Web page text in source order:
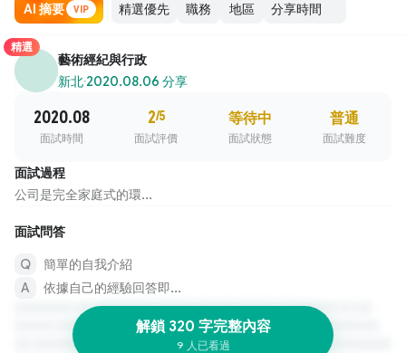
AI 摘要 VIP 職務 地區
精選
藝術經紀與行政
新北·2020.08.06 分享
2020.08
面試時間
2/5
面試評價
等待中
面試狀態
普通
面試難度
面試過程
公司是完全家庭式的環...
面試問答
簡單的自我介紹
依據自己的經驗回答即...
解鎖 320 字完整內容
9 人已看過